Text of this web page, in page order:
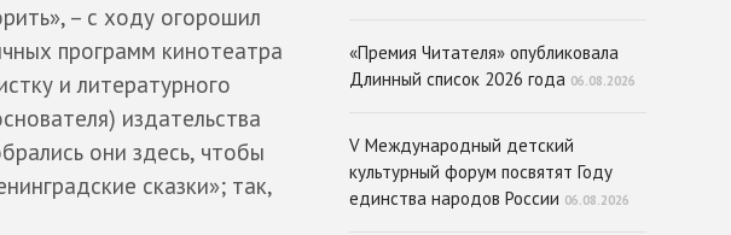
– с ходу огорошил
программ кинотеатра
и литературного
издательства
они здесь, чтобы
сказки»; так,
«Премия Читателя» опубликовала
Длинный список 2026 года 06.08.2026
V Международный детский
культурный форум посвятят Году
единства народов России 06.08.2026